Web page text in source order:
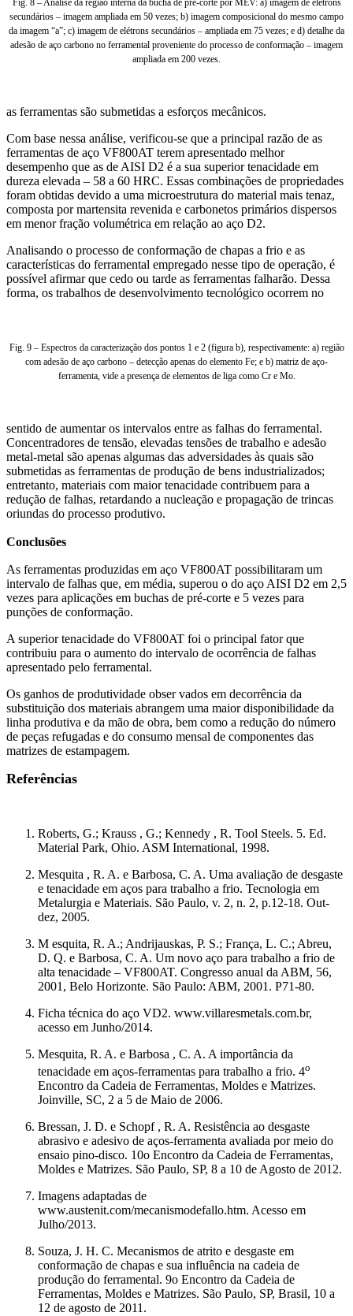
Fig. 8 – Análise da região interna da bucha de pré-corte por MEV: a) imagem de elétrons
secundários – imagem ampliada em 50 vezes; b) imagem composicional do mesmo campo
da imagem “a”; c) imagem de elétrons secundários – ampliada em 75 vezes; e d) detalhe da
adesão de aço carbono no ferramental proveniente do processo de conformação – imagem
ampliada em 200 vezes.
as ferramentas são submetidas a esforços mecânicos.
Com base nessa análise, verificou-se que a principal razão de as
ferramentas de aço VF800AT terem apresentado melhor
desempenho que as de AISI D2 é a sua superior tenacidade em
dureza elevada – 58 a 60 HRC. Essas combinações de propriedades
foram obtidas devido a uma microestrutura do material mais tenaz,
composta por martensita revenida e carbonetos primários dispersos
em menor fração volumétrica em relação ao aço D2.
Analisando o processo de conformação de chapas a frio e as
características do ferramental empregado nesse tipo de operação, é
possível afirmar que cedo ou tarde as ferramentas falharão. Dessa
forma, os trabalhos de desenvolvimento tecnológico ocorrem no
Fig. 9 – Espectros da caracterização dos pontos 1 e 2 (figura b), respectivamente: a) região
com adesão de aço carbono – detecção apenas do elemento Fe; e b) matriz de aço-
ferramenta, vide a presença de elementos de liga como Cr e Mo.
sentido de aumentar os intervalos entre as falhas do ferramental.
Concentradores de tensão, elevadas tensões de trabalho e adesão
metal-metal são apenas algumas das adversidades às quais são
submetidas as ferramentas de produção de bens industrializados;
entretanto, materiais com maior tenacidade contribuem para a
redução de falhas, retardando a nucleação e propagação de trincas
oriundas do processo produtivo.
Conclusões
As ferramentas produzidas em aço VF800AT possibilitaram um
intervalo de falhas que, em média, superou o do aço AISI D2 em 2,5
vezes para aplicações em buchas de pré-corte e 5 vezes para
punções de conformação.
A superior tenacidade do VF800AT foi o principal fator que
contribuiu para o aumento do intervalo de ocorrência de falhas
apresentado pelo ferramental.
Os ganhos de produtividade obser vados em decorrência da
substituição dos materiais abrangem uma maior disponibilidade da
linha produtiva e da mão de obra, bem como a redução do número
de peças refugadas e do consumo mensal de componentes das
matrizes de estampagem.
Referências
Roberts, G.; Krauss , G.; Kennedy , R. Tool Steels. 5. Ed.
Material Park, Ohio. ASM International, 1998.
Mesquita , R. A. e Barbosa, C. A. Uma avaliação de desgaste
e tenacidade em aços para trabalho a frio. Tecnologia em
Metalurgia e Materiais. São Paulo, v. 2, n. 2, p.12-18. Out-
dez, 2005.
M esquita, R. A.; Andrijauskas, P. S.; França, L. C.; Abreu,
D. Q. e Barbosa, C. A. Um novo aço para trabalho a frio de
alta tenacidade – VF800AT. Congresso anual da ABM, 56,
2001, Belo Horizonte. São Paulo: ABM, 2001. P71-80.
Ficha técnica do aço VD2. www.villaresmetals.com.br,
acesso em Junho/2014.
Mesquita, R. A. e Barbosa , C. A. A importância da
tenacidade em aços-ferramentas para trabalho a frio. 4o
Encontro da Cadeia de Ferramentas, Moldes e Matrizes.
Joinville, SC, 2 a 5 de Maio de 2006.
Bressan, J. D. e Schopf , R. A. Resistência ao desgaste
abrasivo e adesivo de aços-ferramenta avaliada por meio do
ensaio pino-disco. 10o Encontro da Cadeia de Ferramentas,
Moldes e Matrizes. São Paulo, SP, 8 a 10 de Agosto de 2012.
Imagens adaptadas de
www.austenit.com/mecanismodefallo.htm. Acesso em
Julho/2013.
Souza, J. H. C. Mecanismos de atrito e desgaste em
conformação de chapas e sua influência na cadeia de
produção do ferramental. 9o Encontro da Cadeia de
Ferramentas, Moldes e Matrizes. São Paulo, SP, Brasil, 10 a
12 de agosto de 2011.